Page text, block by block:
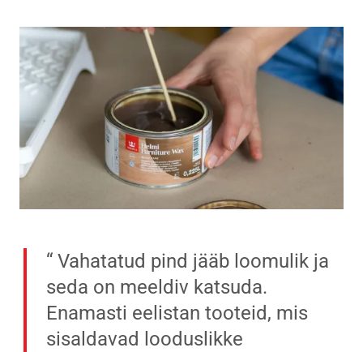
Vahatatud pind jääb loomulik ja
seda on meeldiv katsuda.
Enamasti eelistan tooteid, mis
sisaldavad looduslikke